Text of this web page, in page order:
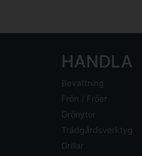
HANDLA
Bevattning
Frön / Fröer
Grönytor
Trädgårdsverktyg
Grillar